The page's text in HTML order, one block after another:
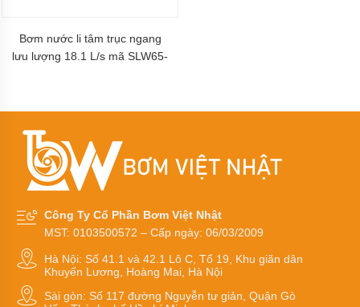
bơm
amoniac
nhiệt
Bơm
hóa
chất
điện
24v
và
Bơm nước li tâm trục ngang
lưu lượng 18.1 L/s mã SLW65-
Công Ty Cổ Phần Bơm Việt Nhật
MST: 0103500572 – Cấp ngày: 06/03/2009
Hà Nội: Số 41.1 và 42.1 Lô C, Tổ 19, Khu giãn dân
Khuyến Lương, Hoàng Mai, Hà Nội
Sài gòn: Số 117 đường Nguyễn tư giản, Quận Gò